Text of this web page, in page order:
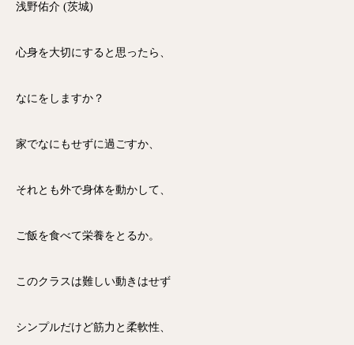
浅野佑介 (茨城)
心身を大切にすると思ったら、
なにをしますか？
家でなにもせずに過ごすか、
それとも外で身体を動かして、
ご飯を食べて栄養をとるか。
このクラスは難しい動きはせず
シンプルだけど筋力と柔軟性、